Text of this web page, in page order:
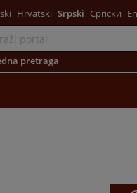
Hrvatski Srpski Српски
pretraga